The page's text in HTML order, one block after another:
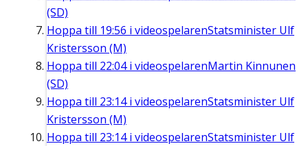
(SD)
Hoppa till 19:56 i videospelarenStatsminister Ulf
Kristersson (M)
Hoppa till 22:04i videospelarenMartin Kinnunen
(SD)
Hoppa till 23:14i videospelarenStatsminister Ulf
Kristersson (M)
Hoppa till 23:14i videospelarenStatsminister Ulf